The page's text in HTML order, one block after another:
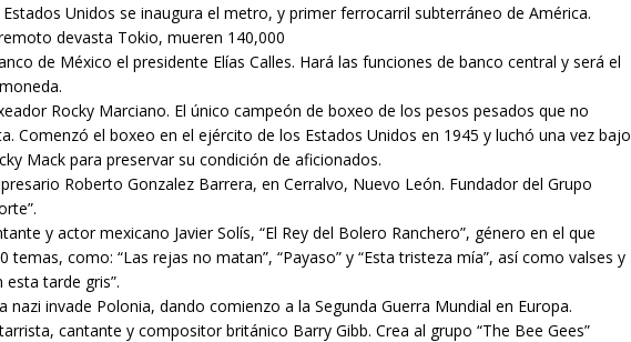
Unidos se inaugura el metro, y primer ferrocarril subterráneo de América.
devasta Tokio, mueren 140,000
de México el presidente Elías Calles. Hará las funciones de banco central y será el
Rocky Marciano. El único campeón de boxeo de los pesos pesados que no
Comenzó el boxeo en el ejército de los Estados Unidos en 1945 y luchó una vez bajo
Mack para preservar su condición de aficionados.
Roberto Gonzalez Barrera, en Cerralvo, Nuevo León. Fundador del Grupo
y actor mexicano Javier Solís, “El Rey del Bolero Ranchero”, género en el que
temas, como: “Las rejas no matan”, “Payaso” y “Esta tristeza mía”, así como valses y
tarde gris”.
nazi invade Polonia, dando comienzo a la Segunda Guerra Mundial en Europa.
cantante y compositor británico Barry Gibb. Crea al grupo “The Bee Gees”